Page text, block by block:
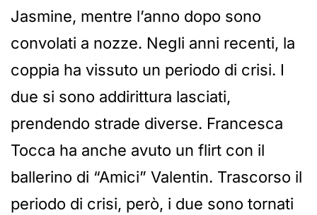
Jasmine, mentre l’anno dopo sono
convolati a nozze. Negli anni recenti, la
coppia ha vissuto un periodo di crisi. I
due si sono addirittura lasciati,
prendendo strade diverse. Francesca
Tocca ha anche avuto un flirt con il
ballerino di “Amici” Valentin. Trascorso il
periodo di crisi, però, i due sono tornati